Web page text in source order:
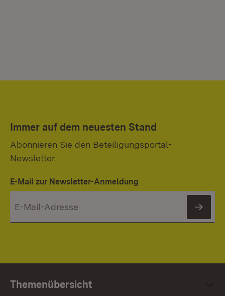
Immer auf dem neuesten Stand
Abonnieren Sie den Beteiligungsportal-
Newsletter.
E-Mail zur Newsletter-Anmeldung
Themenübersicht